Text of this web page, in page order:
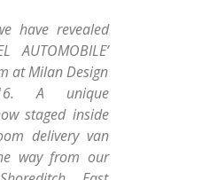
have revealed
AUTOMOBILE’
at Milan Design
A unique
staged inside
delivery van
way from our